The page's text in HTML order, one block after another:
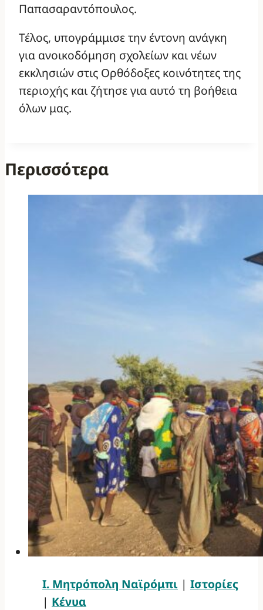
Παπασαραντόπουλος.
Τέλος, υπογράμμισε την έντονη ανάγκη
για ανοικοδόμηση σχολείων και νέων
εκκλησιών στις Ορθόδοξες κοινότητες της
περιοχής και ζήτησε για αυτό τη βοήθεια
όλων μας.
Περισσότερα
Ι. Μητρόπολη Ναϊρόμπι | Ιστορίες
| Κένυα